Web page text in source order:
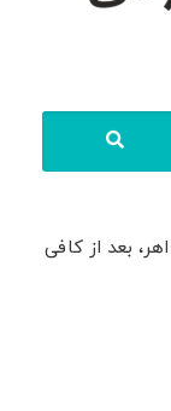
بعد از کافی